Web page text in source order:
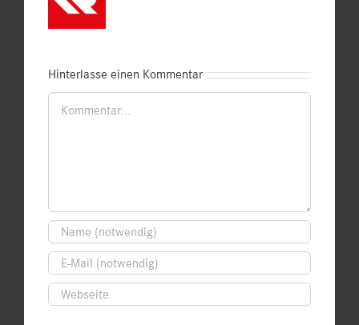
Hinterlasse einen Kommentar
Kommentar